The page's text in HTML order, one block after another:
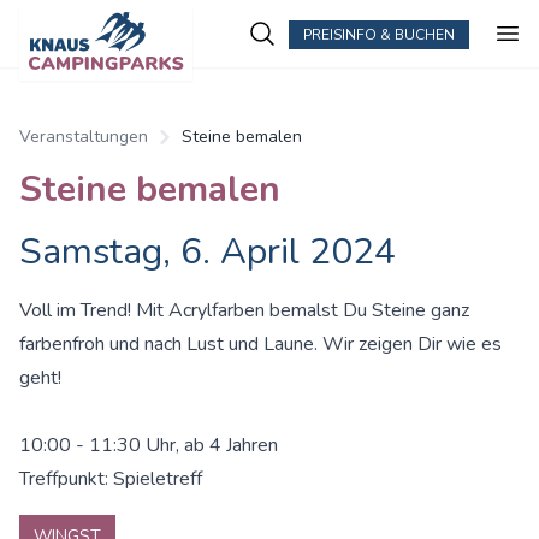
PREISINFO & BUCHEN
Veranstaltungen Steine bemalen
Steine bemalen
Samstag, 6. April 2024
Voll im Trend! Mit Acrylfarben bemalst Du Steine ganz
farbenfroh und nach Lust und Laune. Wir zeigen Dir wie es
geht!
10:00 - 11:30 Uhr, ab 4 Jahren
Treffpunkt: Spieletreff